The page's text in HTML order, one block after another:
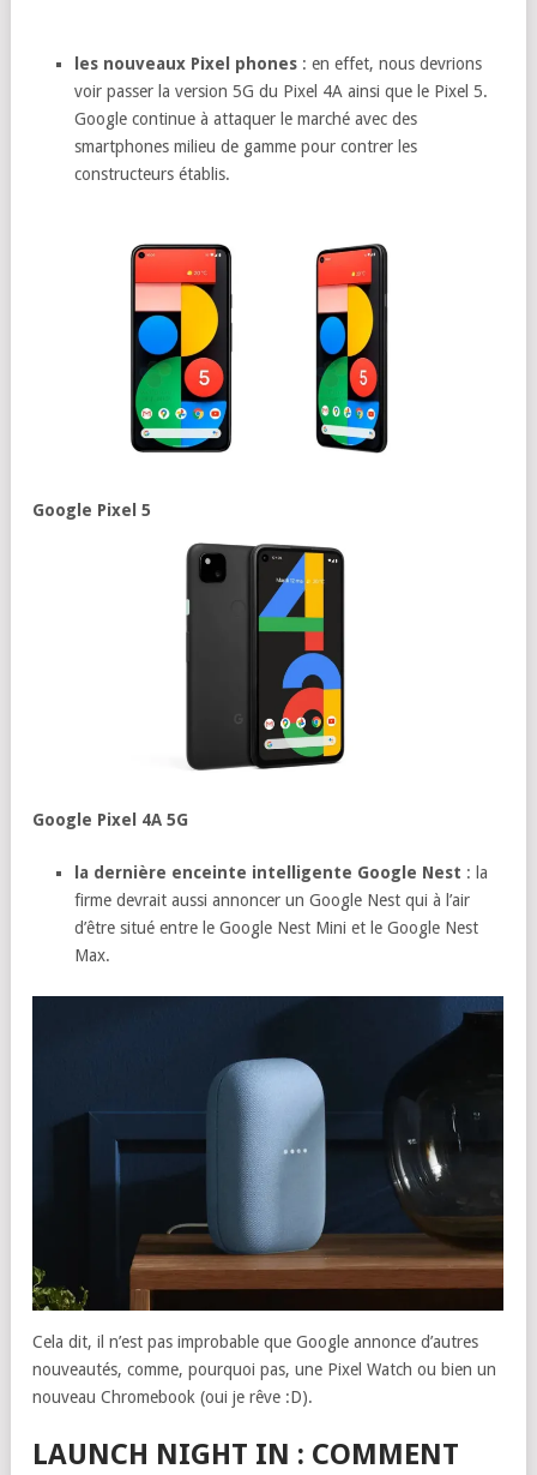
les nouveaux Pixel phones : en effet, nous devrions
voir passer la version 5G du Pixel 4A ainsi que le Pixel 5.
Google continue à attaquer le marché avec des
smartphones milieu de gamme pour contrer les
constructeurs établis.
Google Pixel 5
Google Pixel 4A 5G
la dernière enceinte intelligente Google Nest : la
firme devrait aussi annoncer un Google Nest qui à l’air
d’être situé entre le Google Nest Mini et le Google Nest
Max.
Cela dit, il n’est pas improbable que Google annonce d’autres
nouveautés, comme, pourquoi pas, une Pixel Watch ou bien un
nouveau Chromebook (oui je rêve :D).
LAUNCH NIGHT IN : COMMENT